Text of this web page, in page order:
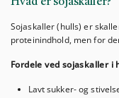
Hvad er sojaskaller?
Sojaskaller (hulls) er
proteinindhold, men for
Fordele ved sojaskaller i
Lavt sukker- og